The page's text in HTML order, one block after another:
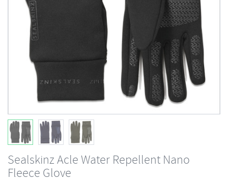
Sealskinz Acle Water Repellent Nano
Fleece Glove